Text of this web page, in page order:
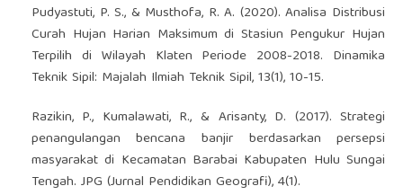
Pudyastuti, P. S., & Musthofa, R. A. (2020). Analisa Distribusi
Curah Hujan Harian Maksimum di Stasiun Pengukur Hujan
Terpilih di Wilayah Klaten Periode 2008-2018. Dinamika
Teknik Sipil: Majalah Ilmiah Teknik Sipil, 13(1), 10-15.
Razikin, P., Kumalawati, R., & Arisanty, D. (2017). Strategi
penangulangan bencana banjir berdasarkan persepsi
masyarakat di Kecamatan Barabai Kabupaten Hulu Sungai
Tengah. JPG (Jurnal Pendidikan Geografi), 4(1).